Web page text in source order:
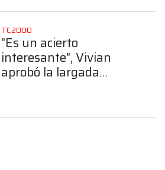
categoría"
TC2000
"Es un acierto
interesante", Vivian
aprobó la largada